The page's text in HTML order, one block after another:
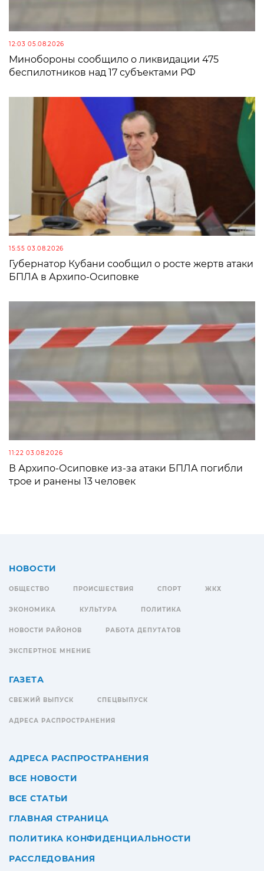
12:03 05.08.2026
Минобороны сообщило о ликвидации 475
беспилотников над 17 субъектами РФ
15:55 03.08.2026
Губернатор Кубани сообщил о росте жертв атаки
БПЛА в Архипо-Осиповке
11:22 03.08.2026
В Архипо-Осиповке из-за атаки БПЛА погибли
трое и ранены 13 человек
НОВОСТИ
ОБЩЕСТВО ПРОИСШЕСТВИЯ СПОРТ ЖКХ
ЭКОНОМИКА КУЛЬТУРА ПОЛИТИКА
НОВОСТИ РАЙОНОВ РАБОТА ДЕПУТАТОВ
ЭКСПЕРТНОЕ МНЕНИЕ
ГАЗЕТА
СВЕЖИЙ ВЫПУСК СПЕЦВЫПУСК
АДРЕСА РАСПРОСТРАНЕНИЯ
АДРЕСА РАСПРОСТРАНЕНИЯ
ВСЕ НОВОСТИ
ВСЕ СТАТЬИ
ГЛАВНАЯ СТРАНИЦА
ПОЛИТИКА КОНФИДЕНЦИАЛЬНОСТИ
РАССЛЕДОВАНИЯ